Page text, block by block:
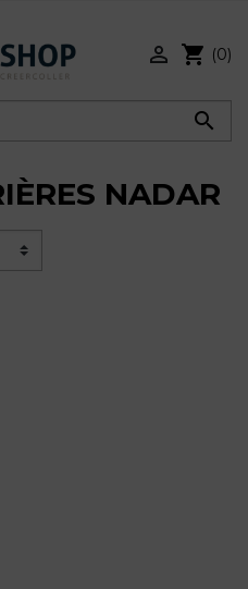

 shopping_cart (0)
NADAR